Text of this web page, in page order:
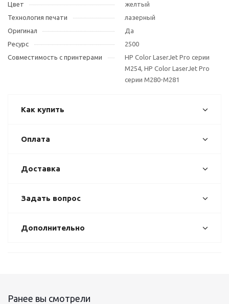
Цвет
желтый
Технология печати
лазерный
Оригинал
Да
Ресурс
2500
Совместимость с принтерами
HP Color LaserJet Pro серии
M254, HP Color LaserJet Pro
серии M280-M281
Как купить
Оплата
Доставка
Задать вопрос
Дополнительно
Ранее вы смотрели